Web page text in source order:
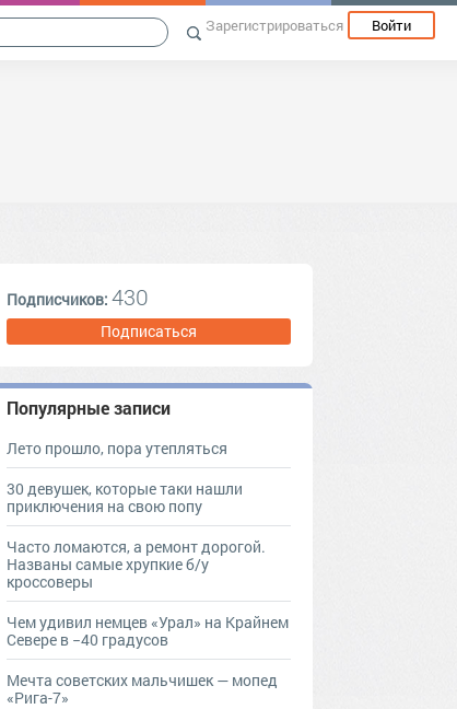
Зарегистрироваться Войти
Подписчиков: 430
Подписаться
Популярные записи
Лето прошло, пора утепляться
30 девушек, которые таки нашли
приключения на свою попу
Часто ломаются, а ремонт дорогой.
Названы самые хрупкие б/у
кроссоверы
Чем удивил немцев «Урал» на Крайнем
Севере в −40 градусов
Мечта советских мальчишек — мопед
«Рига-7»